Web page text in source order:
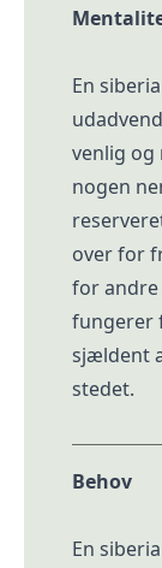
En
venlig og
nogen
over for
for andre
fungerer
sjældent
stedet.
Behov
En